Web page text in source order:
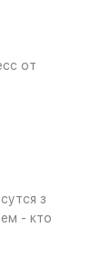
от
з
- кто